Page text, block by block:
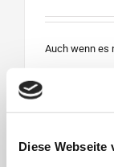
Diese Webseite
Auch wenn es